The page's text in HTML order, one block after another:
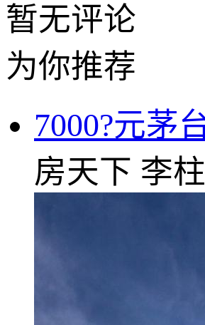
暂无评论
为你推荐
7000?元茅
房天下 李